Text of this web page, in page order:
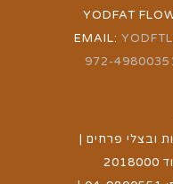
YODFAT
EMAIL:
972-
ובצלי פרחים |